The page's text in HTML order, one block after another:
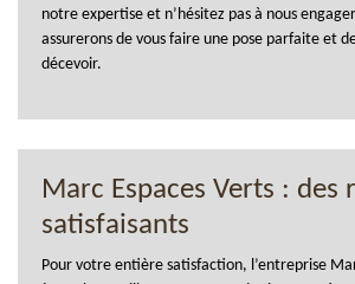
notre expertise et n’hésitez pas à nous
assurerons de vous faire une pose parfaite et
décevoir.
Marc Espaces Verts : des
satisfaisants
Pour votre entière satisfaction, l’entreprise